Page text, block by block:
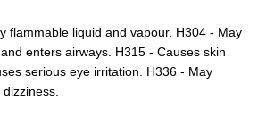
flammable liquid and vapour. H304 - May
enters airways. H315 - Causes skin
serious eye irritation. H336 - May